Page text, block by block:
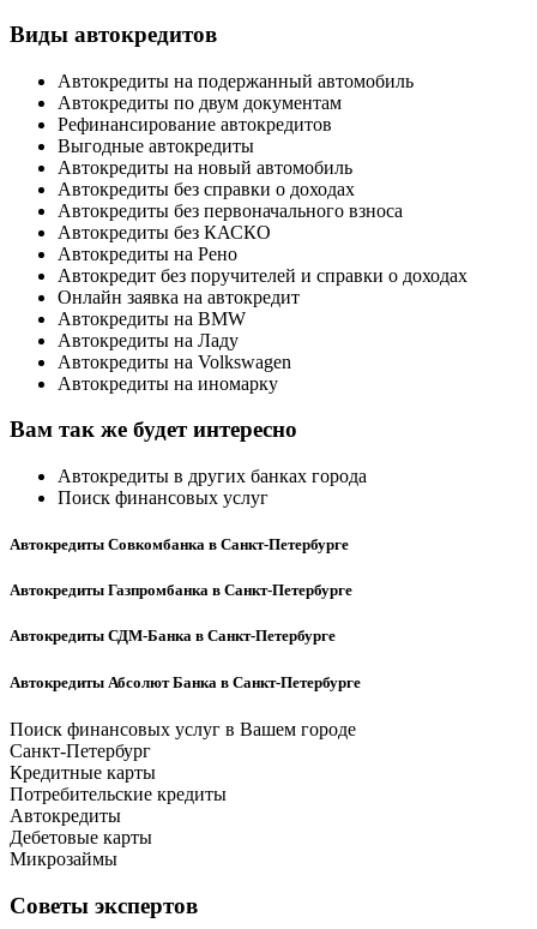
Виды автокредитов
Автокредиты на подержанный автомобиль
Автокредиты по двум документам
Рефинансирование автокредитов
Выгодные автокредиты
Автокредиты на новый автомобиль
Автокредиты без справки о доходах
Автокредиты без первоначального взноса
Автокредиты без КАСКО
Автокредиты на Рено
Автокредит без поручителей и справки о доходах
Онлайн заявка на автокредит
Автокредиты на BMW
Автокредиты на Ладу
Автокредиты на Volkswagen
Автокредиты на иномарку
Вам так же будет интересно
Автокредиты в других банках города
Поиск финансовых услуг
Автокредиты Совкомбанка в Санкт-Петербурге
Автокредиты Газпромбанка в Санкт-Петербурге
Автокредиты СДМ-Банка в Санкт-Петербурге
Автокредиты Абсолют Банка в Санкт-Петербурге
Поиск финансовых услуг в Вашем городе
Санкт-Петербург
Кредитные карты
Потребительские кредиты
Автокредиты
Дебетовые карты
Микрозаймы
Советы экспертов